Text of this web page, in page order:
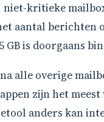
niet-kritieke
aantal berichten
is doorgaans
alle overige
zijn het
anders kan